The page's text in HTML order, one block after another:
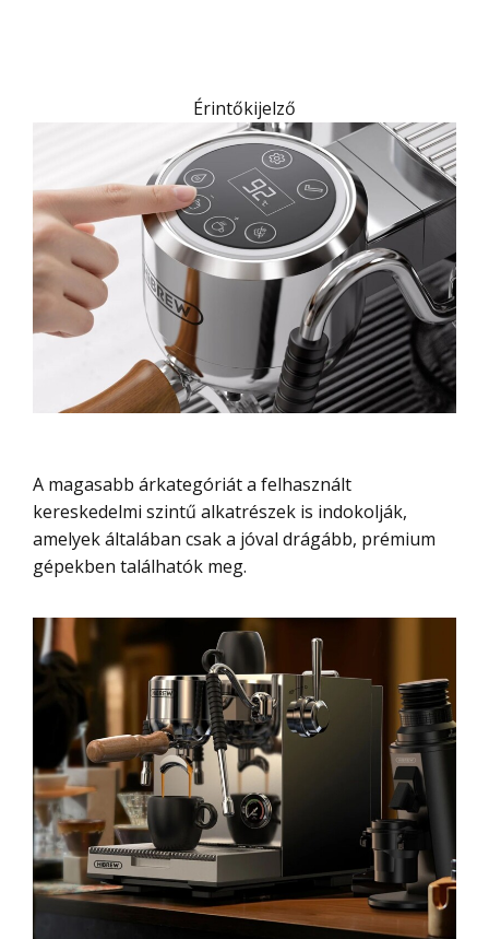
Érintőkijelző
A magasabb árkategóriát a felhasznált
kereskedelmi szintű alkatrészek is indokolják,
amelyek általában csak a jóval drágább, prémium
gépekben találhatók meg.